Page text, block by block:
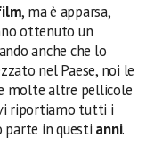
, ma è apparsa,
ottenuto un
anche che lo
nel Paese, noi le
molte altre pellicole
riportiamo tutti i
parte in questi anni.